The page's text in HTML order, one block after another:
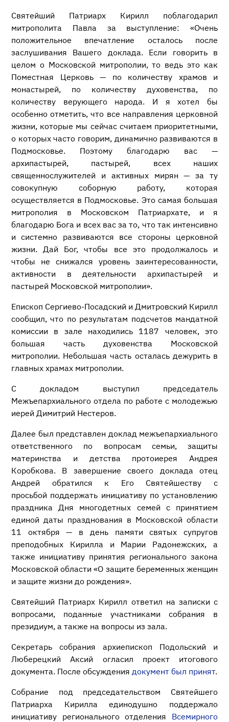
Святейший Патриарх Кирилл поблагодарил
митрополита Павла за выступление: «Очень
положительное впечатление осталось после
заслушивания Вашего доклада. Если говорить в
целом о Московской митрополии, то ведь это как
Поместная Церковь — по количеству храмов и
монастырей, по количеству духовенства, по
количеству верующего народа. И я хотел бы
особенно отметить, что все направления церковной
жизни, которые мы сейчас считаем приоритетными,
о которых часто говорим, динамично развиваются в
Подмосковье. Поэтому благодарю вас —
архипастырей, пастырей, всех наших
священнослужителей и активных мирян — за ту
совокупную соборную работу, которая
осуществляется в Подмосковье. Это самая большая
митрополия в Московском Патриархате, и я
благодарю Бога и всех вас за то, что так интенсивно
и системно развиваются все стороны церковной
жизни. Дай Бог, чтобы все это продолжалось и
чтобы не снижался уровень заинтересованности,
активности в деятельности архипастырей и
пастырей Московской митрополии».
Епископ Сергиево-Посадский и Дмитровский Кирилл
сообщил, что по результатам подсчетов мандатной
комиссии в зале находились 1187 человек, это
большая часть духовенства Московской
митрополии. Небольшая часть осталась дежурить в
главных храмах митрополии.
С докладом выступил председатель
Межъепархиального отдела по работе с молодежью
иерей Димитрий Нестеров.
Далее был представлен доклад межъепархиального
ответственного по вопросам семьи, защиты
материнства и детства протоиерея Андрея
Коробкова. В завершение своего доклада отец
Андрей обратился к Его Святейшеству с
просьбой поддержать инициативу по установлению
праздника Дня многодетных семей с принятием
единой даты празднования в Московской области
11 октября — в день памяти святых супругов
преподобных Кирилла и Марии Радонежских, а
также инициативу принятия регионального закона
Московской области «О защите беременных женщин
и защите жизни до рождения».
Святейший Патриарх Кирилл ответил на записки с
вопросами, поданные участниками собрания в
президиум, а также на вопросы из зала.
Секретарь собрания архиепископ Подольский и
Люберецкий Аксий огласил проект итогового
документа. После обсуждения документ был принят.
Собрание под председательством Святейшего
Патриарха Кирилла единодушно поддержало
инициативу регионального отделения Всемирного